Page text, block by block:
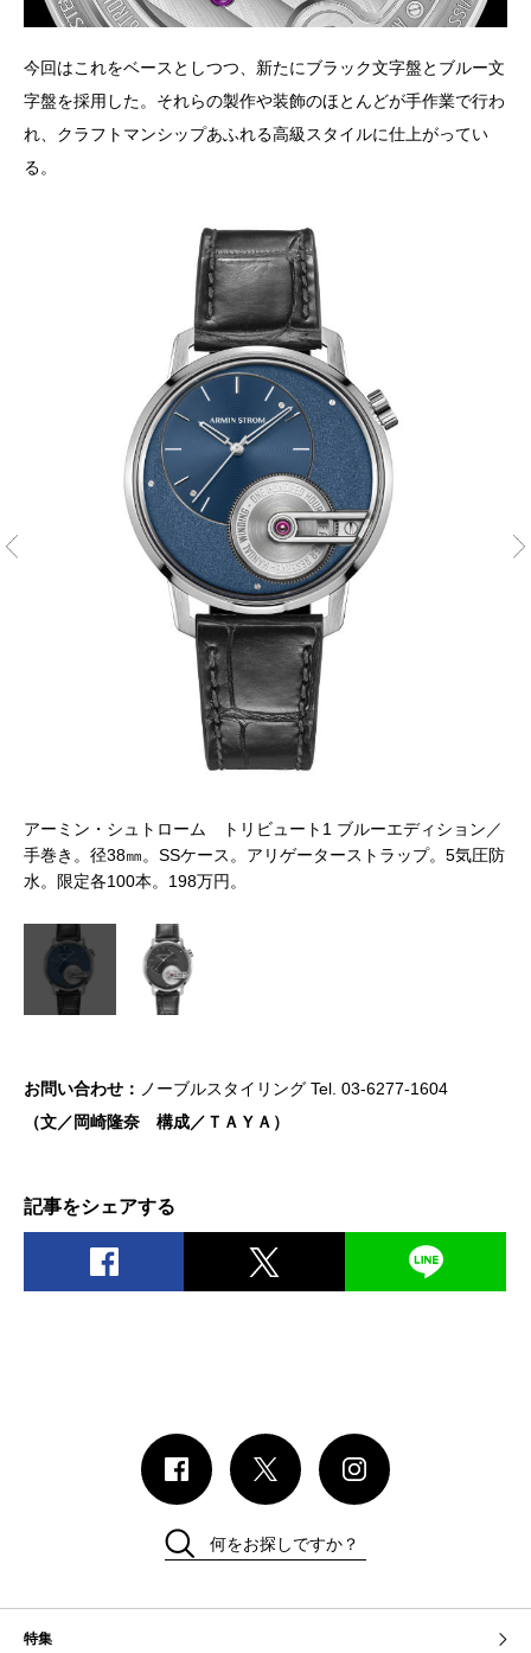
今回はこれをベースとしつつ、新たにブラック文字盤とブルー文
字盤を採用した。それらの製作や装飾のほとんどが手作業で行わ
れ、クラフトマンシップあふれる高級スタイルに仕上がってい
る。
アーミン・シュトローム トリビュート1 ブルーエディション／
手巻き。径38㎜。SSケース。アリゲーターストラップ。5気圧防
水。限定各100本。198万円。
お問い合わせ： ノーブルスタイリング Tel. 03-6277-1604
（文／岡崎隆奈 構成／ＴＡＹＡ）
記事をシェアする
特集
何をお探しですか？